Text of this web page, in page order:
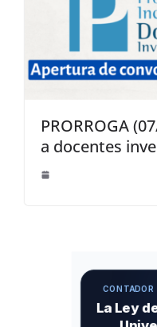
PRORROGA (07/04/23) | Incentivo
a docentes